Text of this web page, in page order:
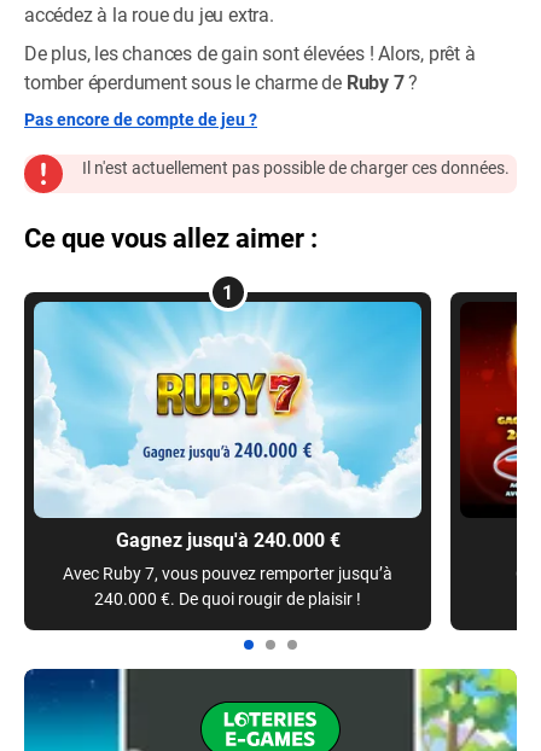
accédez à la roue du jeu extra.
De plus, les chances de gain sont élevées ! Alors, prêt à
tomber éperdument sous le charme de Ruby 7?
Pas encore de compte de jeu ?
Il n'est actuellement pas possible de charger ces données.
Ce que vous allez aimer :
1
Gagnez jusqu'à 240.000 €
Avec Ruby 7, vous pouvez remporter jusqu’à
240.000 €. De quoi rougir de plaisir !